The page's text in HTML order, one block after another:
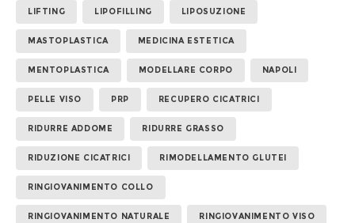
LIFTING LIPOFILLING LIPOSUZIONE
MASTOPLASTICA MEDICINA ESTETICA
MENTOPLASTICA MODELLARE CORPO NAPOLI
PELLE VISO PRP RECUPERO CICATRICI
RIDURRE ADDOME RIDURRE GRASSO
RIDUZIONE CICATRICI RIMODELLAMENTO GLUTEI
RINGIOVANIMENTO COLLO
RINGIOVANIMENTO NATURALE RINGIOVANIMENTO VISO